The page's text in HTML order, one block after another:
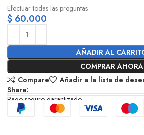
Efectuar todas las preguntas
$ 60.000
AÑADIR AL
COMPRAR AHORA
Compare
Añadir a la lista de
Share:
Pago seguro garantizado